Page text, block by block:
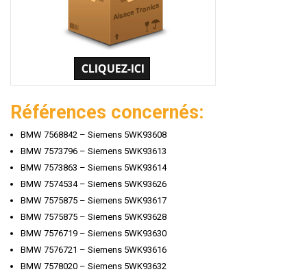
Références concernés:
BMW 7568842 – Siemens 5WK93608
BMW 7573796 – Siemens 5WK93613
BMW 7573863 – Siemens 5WK93614
BMW 7574534 – Siemens 5WK93626
BMW 7575875 – Siemens 5WK93617
BMW 7575875 – Siemens 5WK93628
BMW 7576719 – Siemens 5WK93630
BMW 7576721 – Siemens 5WK93616
BMW 7578020 – Siemens 5WK93632